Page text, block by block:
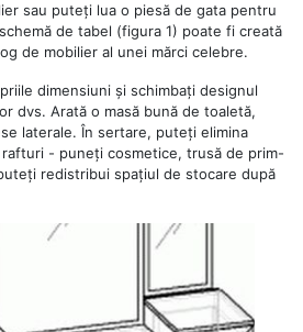
sau puteți lua o piesă de gata pentru
de tabel (figura 1) poate fi creată
de mobilier al unei mărci celebre.
dimensiuni și schimbați designul
dvs. Arată o masă bună de toaletă,
laterale. În sertare, puteți elimina
- puneți cosmetice, trusă de prim-
redistribui spațiul de stocare după